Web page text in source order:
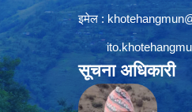
इमेल :
सूचना अधिकारी